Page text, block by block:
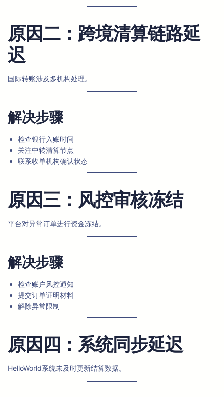
原因二：跨境清算链路延
迟
国际转账涉及多机构处理。
解决步骤
检查银行入账时间
关注中转清算节点
联系收单机构确认状态
原因三：风控审核冻结
平台对异常订单进行资金冻结。
解决步骤
检查账户风控通知
提交订单证明材料
解除异常限制
原因四：系统同步延迟
HelloWorld系统未及时更新结算数据。